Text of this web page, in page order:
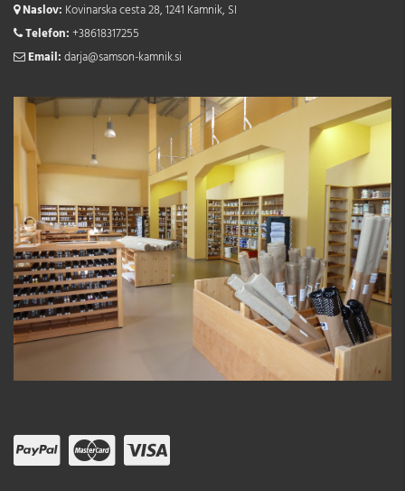
Naslov: Kovinarska cesta 28, 1241 Kamnik, SI
Telefon:+38618317255
Email:darja@samson-kamnik.si